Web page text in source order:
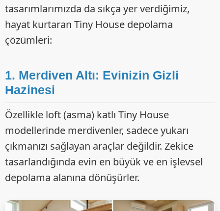
tasarımlarımızda da sıkça yer verdiğimiz,
hayat kurtaran Tiny House depolama
çözümleri:
1. Merdiven Altı: Evinizin Gizli
Hazinesi
Özellikle loft (asma) katlı Tiny House
modellerinde merdivenler, sadece yukarı
çıkmanızı sağlayan araçlar değildir. Zekice
tasarlandığında evin en büyük ve en işlevsel
depolama alanına dönüşürler.